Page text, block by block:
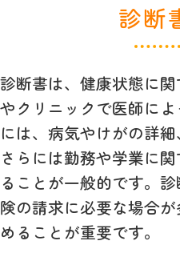
診断
診断書は、健康状態に
やクリニックで医師に
には、病気やけがの詳細
さらには勤務や学業に
ることが一般的です。
険の請求に必要な場合
めることが重要です。